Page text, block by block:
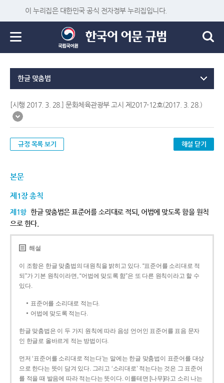
이 누리집은 대한민국 공식 전자정부 누리집입니다.
한글 맞춤법
[시행 2017. 3. 28.] 문화체육관광부 고시 제2017-12호(2017. 3. 28.)
규정 목록 보기 해설 닫기
본문
제1장 총칙
제1항 한글 맞춤법은 표준어를 소리대로 적되, 어법에 맞도록 함을 원칙
으로 한다.
해설
이 조항은 한글 맞춤법의 대원칙을 밝히고 있다. “표준어를 소리대로 적
되”가 기본 원칙이라면, “어법에 맞도록 함”은 또 다른 원칙이라고 할 수
있다.
표준어를 소리대로 적는다.
어법에 맞도록 적는다.
한글 맞춤법은 이 두 가지 원칙에 따라 음성 언어인 표준어를 표음 문자
인 한글로 올바르게 적는 방법이다.
먼저 ‘표준어를 소리대로 적는다’는 말에는 한글 맞춤법이 표준어를 대상
으로 한다는 뜻이 담겨 있다. 그리고 ‘소리대로’ 적는다는 것은 그 표준어
를 적을 때 발음에 따라 적는다는 뜻이다. 이를테면 [나무]라고 소리 나는